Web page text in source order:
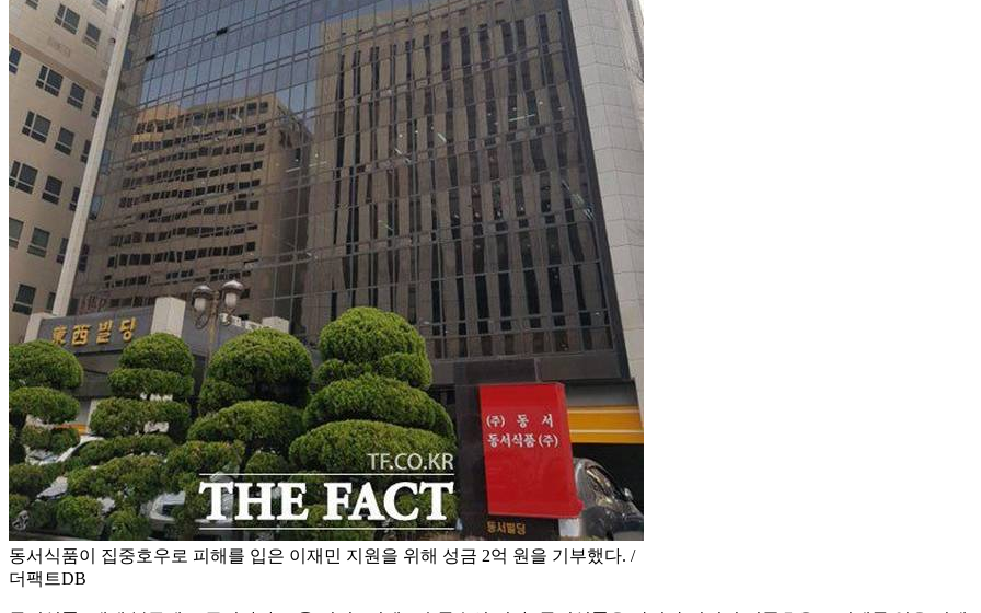
동서식품이 집중호우로 피해를 입은 이재민 지원을 위해 성금 2억 원을 기부했다. /
더팩트DB